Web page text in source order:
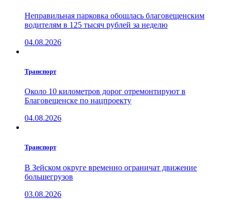
Неправильная парковка обошлась благовещенским
водителям в 125 тысяч рублей за неделю
04.08.2026
Транспорт
Около 10 километров дорог отремонтируют в
Благовещенске по нацпроекту
04.08.2026
Транспорт
В Зейском округе временно ограничат движение
большегрузов
03.08.2026